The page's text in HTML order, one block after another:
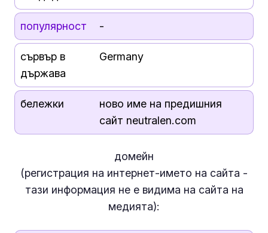
популярност -
сървър в
държава
Germany
бележки
ново име на предишния
сайт neutralen.com
домейн
(регистрация на интернет-името на сайта -
тази информация не евидима на сайта на
медията):